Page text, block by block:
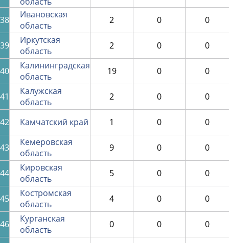
38
Ивановская
область
2 0 0
39
Иркутская
область
2 0 0
40
Калининградская
область
19 0 0
41
Калужская
область
2 0 0
42 Камчатский край 1 0 0
43
Кемеровская
область
9 0 0
44
Кировская
область
5 0 0
45
Костромская
область
4 0 0
46
Курганская
область
0 0 0